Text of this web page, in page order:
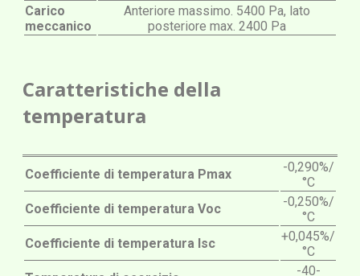
Carico
meccanico
Anteriore massimo. 5400 Pa, lato
posteriore max. 2400 Pa
Caratteristiche della
temperatura
Coefficiente di temperatura Pmax
-0,290%/
°C
Coefficiente di temperatura Voc
-0,250%/
°C
Coefficiente di temperatura Isc
+0,045%/
°C
-40-